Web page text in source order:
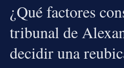
¿Qué factores
tribunal de
decidir una